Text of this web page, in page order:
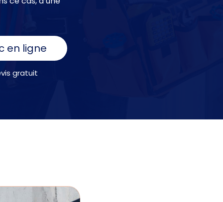
en ligne
gratuit